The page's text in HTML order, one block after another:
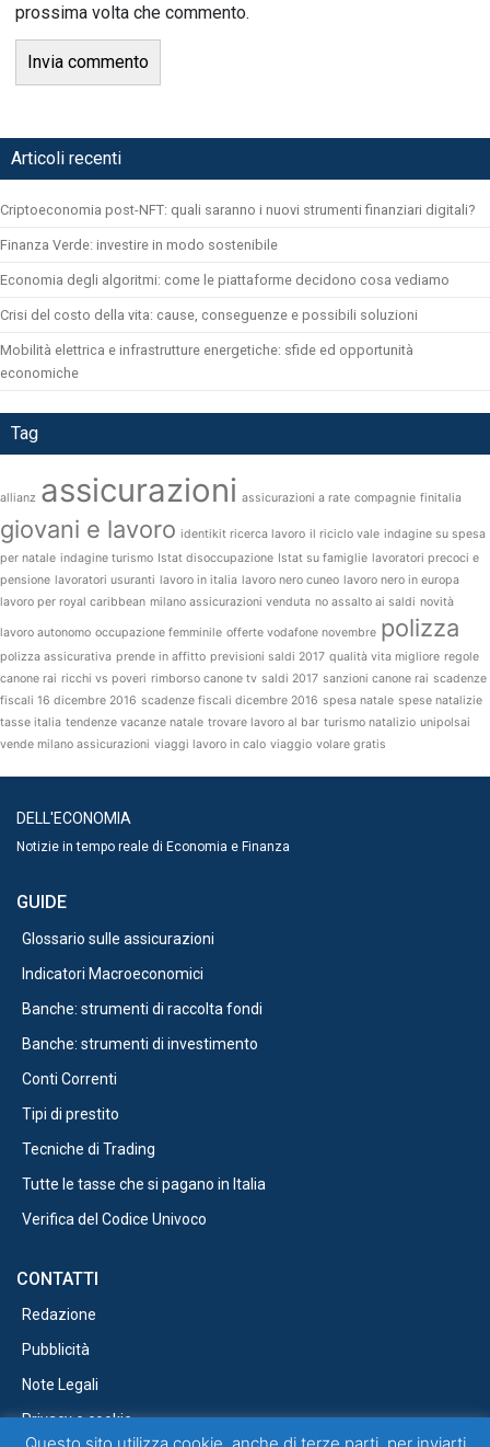
prossima volta che commento.
Articoli recenti
Criptoeconomia post-NFT: quali saranno i nuovi strumenti finanziari digitali?
Finanza Verde: investire in modo sostenibile
Economia degli algoritmi: come le piattaforme decidono cosa vediamo
Crisi del costo della vita: cause, conseguenze e possibili soluzioni
Mobilità elettrica e infrastrutture energetiche: sfide ed opportunità
economiche
Tag
allianz assicurazioni assicurazioni a rate compagnie finitalia
giovani e lavoro identikit ricerca lavoro il riciclo vale indagine su spesa
per natale indagine turismo Istat disoccupazione Istat su famiglie lavoratori precoci e
pensione lavoratori usuranti lavoro in italia lavoro nero cuneo lavoro nero in europa
lavoro per royal caribbean milano assicurazioni venduta no assalto ai saldi novità
lavoro autonomo occupazione femminile offerte vodafone novembre polizza
polizza assicurativa prende in affitto previsioni saldi 2017 qualità vita migliore regole
canone rai ricchi vs poveri rimborso canone tv saldi 2017 sanzioni canone rai scadenze
fiscali 16 dicembre 2016 scadenze fiscali dicembre 2016 spesa natale spese natalizie
tasse italia tendenze vacanze natale trovare lavoro al bar turismo natalizio unipolsai
vende milano assicurazioni viaggi lavoro in calo viaggio volare gratis
DELL'ECONOMIA
Notizie in tempo reale di Economia e Finanza
GUIDE
Glossario sulle assicurazioni
Indicatori Macroeconomici
Banche: strumenti di raccolta fondi
Banche: strumenti di investimento
Conti Correnti
Tipi di prestito
Tecniche di Trading
Tutte le tasse che si pagano in Italia
Verifica del Codice Univoco
CONTATTI
Redazione
Pubblicità
Note Legali
Privacy e cookie